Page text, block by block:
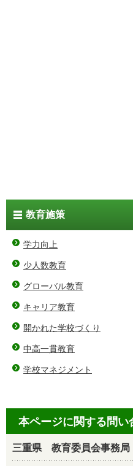
教育施策
学力向上
少人数教育
グローバル教育
キャリア教育
開かれた学校づくり
中高一貫教育
学校マネジメント
本ページに関する問い
三重県 教育委員会事務